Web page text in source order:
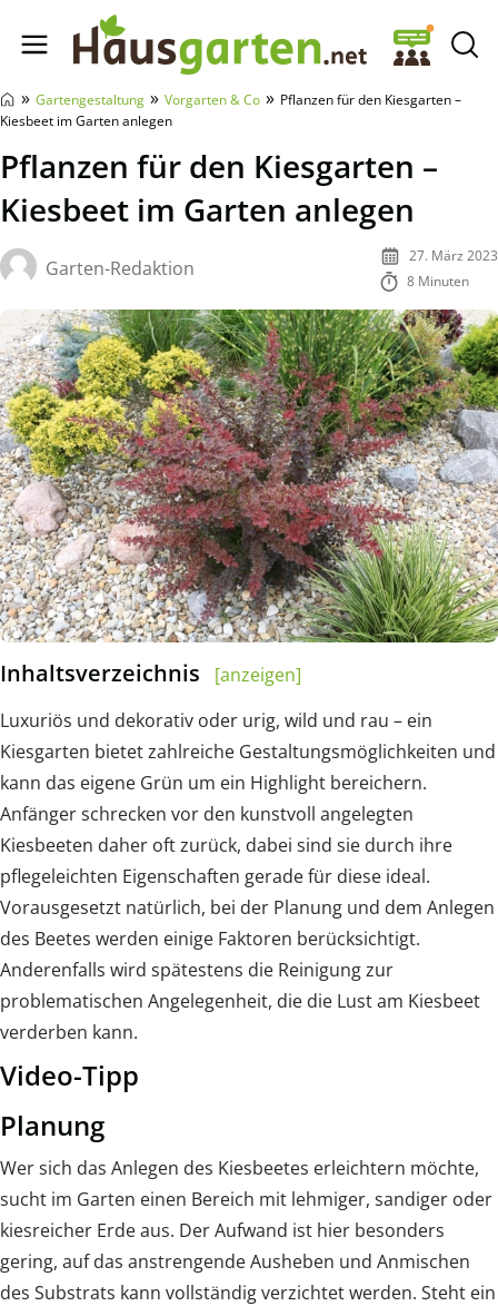
Hausgarten.net
» Gartengestaltung » Vorgarten & Co » Pflanzen für den Kiesgarten –
Kiesbeet im Garten anlegen
Pflanzen für den Kiesgarten –
Kiesbeet im Garten anlegen
Garten-Redaktion
27. März 2023
8 Minuten
Inhaltsverzeichnis
[anzeigen]
Luxuriös und dekorativ oder urig, wild und rau – ein
Kiesgarten bietet zahlreiche Gestaltungsmöglichkeiten und
kann das eigene Grün um ein Highlight bereichern.
Anfänger schrecken vor den kunstvoll angelegten
Kiesbeeten daher oft zurück, dabei sind sie durch ihre
pflegeleichten Eigenschaften gerade für diese ideal.
Vorausgesetzt natürlich, bei der Planung und dem Anlegen
des Beetes werden einige Faktoren berücksichtigt.
Anderenfalls wird spätestens die Reinigung zur
problematischen Angelegenheit, die die Lust am Kiesbeet
verderben kann.
Video-Tipp
Planung
Wer sich das Anlegen des Kiesbeetes erleichtern möchte,
sucht im Garten einen Bereich mit lehmiger, sandiger oder
kiesreicher Erde aus. Der Aufwand ist hier besonders
gering, auf das anstrengende Ausheben und Anmischen
des Substrats kann vollständig verzichtet werden. Steht ein